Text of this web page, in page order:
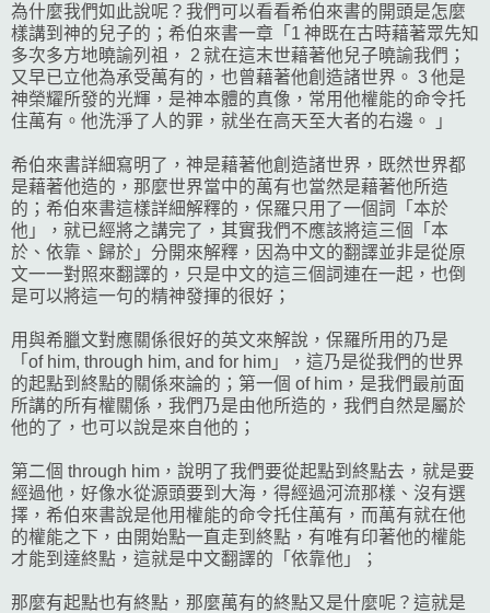
為什麼我們如此說呢？我們可以看看希伯來書的開頭是怎麼
樣講到神的兒子的；希伯來書一章「1 神既在古時藉著眾先知
多次多方地曉諭列祖， 2 就在這末世藉著他兒子曉諭我們；
又早已立他為承受萬有的，也曾藉著他創造諸世界。 3 他是
神榮耀所發的光輝，是神本體的真像，常用他權能的命令托
住萬有。他洗淨了人的罪，就坐在高天至大者的右邊。 」
希伯來書詳細寫明了，神是藉著他創造諸世界，既然世界都
是藉著他造的，那麼世界當中的萬有也當然是藉著他所造
的；希伯來書這樣詳細解釋的，保羅只用了一個詞「本於
他」，就已經將之講完了，其實我們不應該將這三個「本
於、依靠、歸於」分開來解釋，因為中文的翻譯並非是從原
文一一對照來翻譯的，只是中文的這三個詞連在一起，也倒
是可以將這一句的精神發揮的很好；
用與希臘文對應關係很好的英文來解說，保羅所用的乃是
「of him, through him, and for him」，這乃是從我們的世界
的起點到終點的關係來論的；第一個 of him，是我們最前面
所講的所有權關係，我們乃是由他所造的，我們自然是屬於
他的了，也可以說是來自他的；
第二個 through him，說明了我們要從起點到終點去，就是要
經過他，好像水從源頭要到大海，得經過河流那樣、沒有選
擇，希伯來書說是他用權能的命令托住萬有，而萬有就在他
的權能之下，由開始點一直走到終點，有唯有印著他的權能
才能到達終點，這就是中文翻譯的「依靠他」；
那麼有起點也有終點，那麼萬有的終點又是什麼呢？這就是